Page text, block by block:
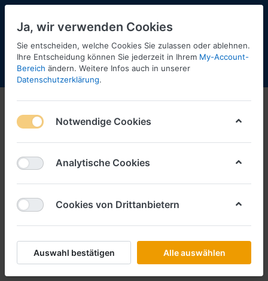
Menü Anmelden Shopaktualisierung
Neu Militär 2020
1-2 von
Filtern Sortieren
ARTITEC
Resin, lackiert ***Messe NH
2020***
Art.-Nr. AT6870429
Ja, wir verwenden Cookies
Sie entscheiden, welche Cookies Sie zulassen oder ablehnen.
Ihre Entscheidung können Sie jederzeit in Ihrem My-Account-
Bereich ändern. Weitere Infos auch in unserer
Datenschutzerklärung.
Notwendige Cookies
Analytische Cookies
Cookies von Drittanbietern
Auswahl bestätigen Alle auswählen